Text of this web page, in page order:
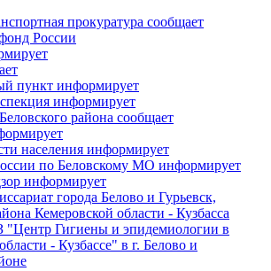
прокуратура сообщает
России
пункт информирует
информирует
района сообщает
населения информирует
по Беловскому МО информирует
информирует
города Белово и Гурьевск,
Кемеровской области - Кузбасса
Гигиены и эпидемиологии в
- Кузбассе" в г. Белово и